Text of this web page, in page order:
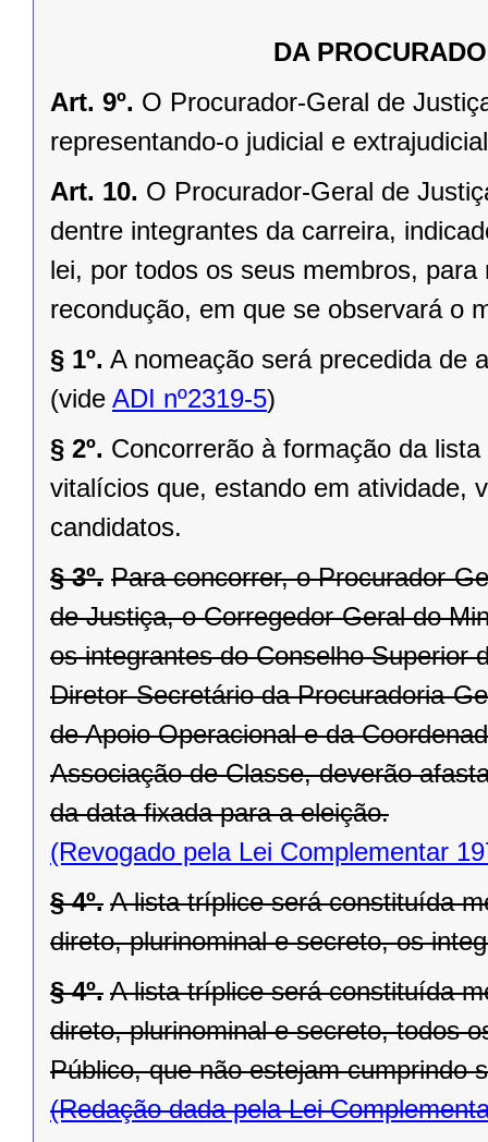
DA
Art. 9º. O Procurador-Geral de
representando-o judicial e
Art. 10. O Procurador-Geral de
dentre integrantes da carreira,
lei, por todos os seus membros,
recondução, em que se observará o
§ 1º. A nomeação será precedida de
(vide ADI nº2319-5)
§ 2º. Concorrerão à formação da
vitalícios que, estando em atividade,
candidatos.
§ 3º. Para concorrer, o Procurador-
de Justiça, o Corregedor-Geral do
os integrantes do Conselho Superior
Diretor-Secretário da Procuradoria-
de Apoio Operacional e da
Associação de Classe, deverão
da data fixada para a eleição.
(Revogado pela Lei Complementar
§ 4º. A lista tríplice será constituída
direto, plurinominal e secreto, os
§ 4º. A lista tríplice será constituída
direto, plurinominal e secreto, todos
Público, que não estejam cumprindo
(Redação dada pela Lei